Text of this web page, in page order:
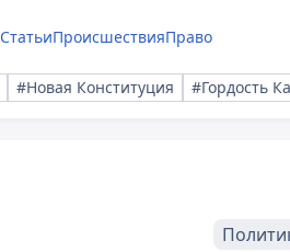
СтатьиПроисшествияПраво
#Новая Конституция #Гордость